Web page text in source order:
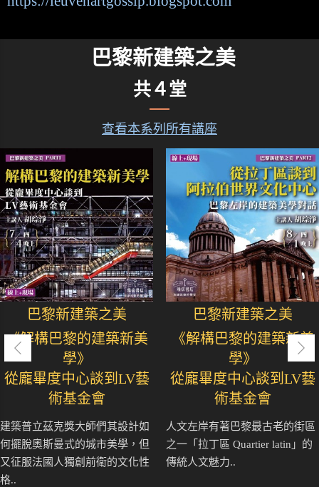
巴黎新建築之美
共４堂
查看本系列所有講座
巴黎新建築之美
《解構巴黎的建築新美
學》
從龐畢度中心談到LV藝
術基金會
建築普立茲克獎大師們其設計如
何擺脫奧斯曼式的城市美學，但
又征服法國人獨創前衛的文化性
格..
巴黎新建築之美
《解構巴黎的建築新美
學》
從龐畢度中心談到LV藝
術基金會
人文左岸有著巴黎最古老的街區
之一「拉丁區 Quartier latin」的
傳統人文魅力..